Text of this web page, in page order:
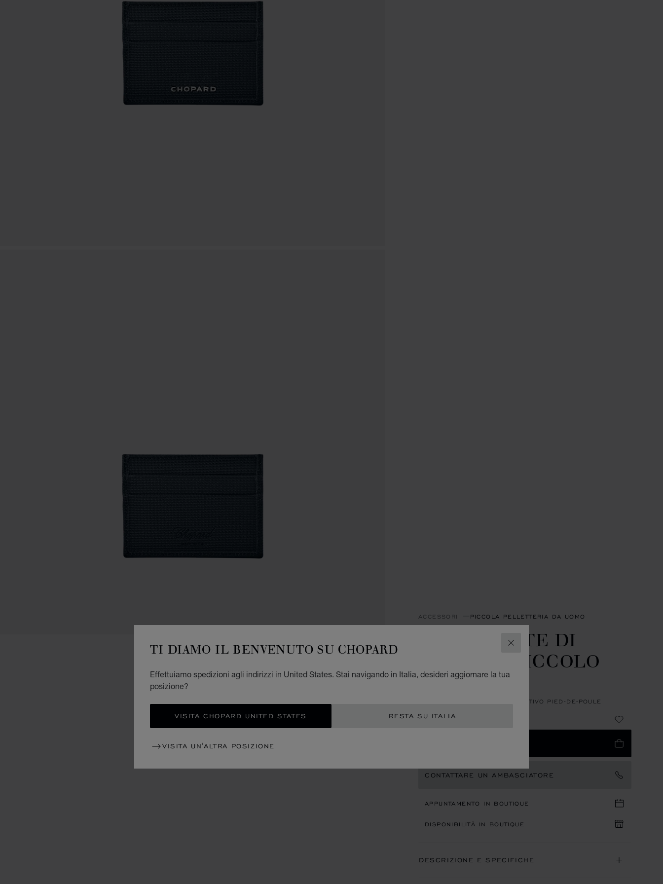
CHIUDI
TI DIAMO IL BENVENUTO SU CHOPARD
Effettuiamo spedizioni agli indirizzi in United States. Stai navigando in Italia, desideri aggiornare la tua
posizione?
VISITA CHOPARD UNITED STATES RESTA SU ITALIA
VISITA UN'ALTRA POSIZIONE
ACCESSORI PICCOLA PELLETTERIA DA UOMO
PORTA CARTE DI
CREDITO PICCOLO
CLASSIC
PELLE DI VITELLO BLU CON MOTIVO PIED-DE-POULE
€ 165
CONTATTARE UN AMBASCIATORE
APPUNTAMENTO IN BOUTIQUE
DISPONIBILITÀ IN BOUTIQUE
DESCRIZIONE E SPECIFICHE